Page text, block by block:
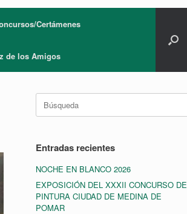
Certámenes
de los Amigos
Buscar:
Entradas recientes
NOCHE EN BLANCO 2026
EXPOSICIÓN DEL XXXII CONCURSO DE
PINTURA CIUDAD DE MEDINA DE
POMAR